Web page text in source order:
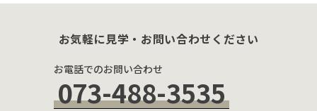
お気軽に見学・お問い合わせください
お電話でのお問い合わせ
073-488-3535